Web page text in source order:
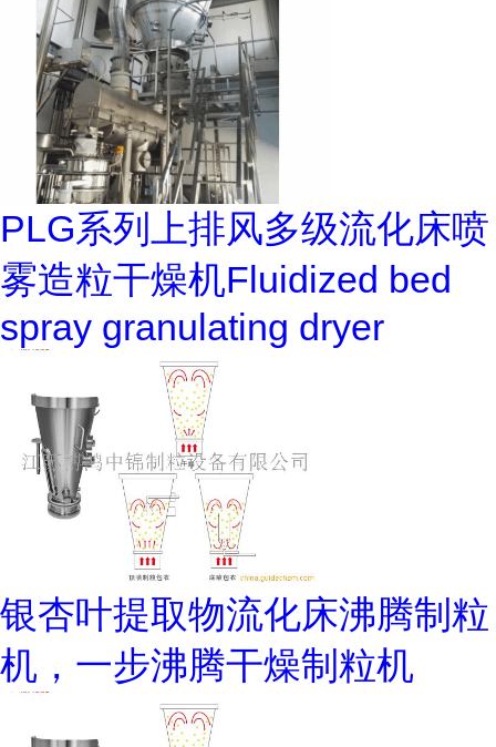
PLG系列上排风多级流化床喷
雾造粒干燥机Fluidized bed
spray granulating dryer
银杏叶提取物流化床沸腾制粒
机，一步沸腾干燥制粒机